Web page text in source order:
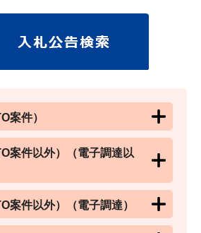
案件）
案件以外）（電子調達以
案件以外）（電子調達）